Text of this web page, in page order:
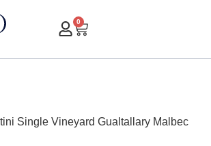
0
Single Vineyard Gualtallary Malbec